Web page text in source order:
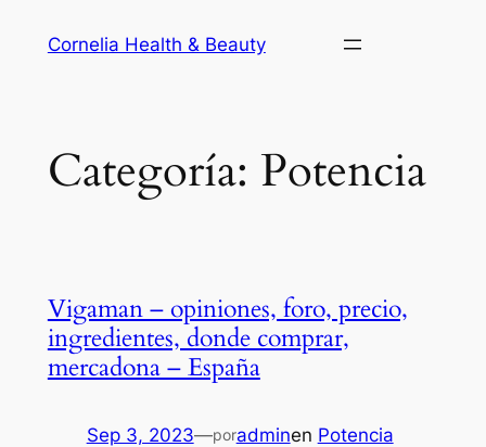
Cornelia Health & Beauty
Categoría: Potencia
Vigaman – opiniones, foro, precio,
ingredientes, donde comprar,
mercadona – España
Sep 3, 2023—poradminen Potencia